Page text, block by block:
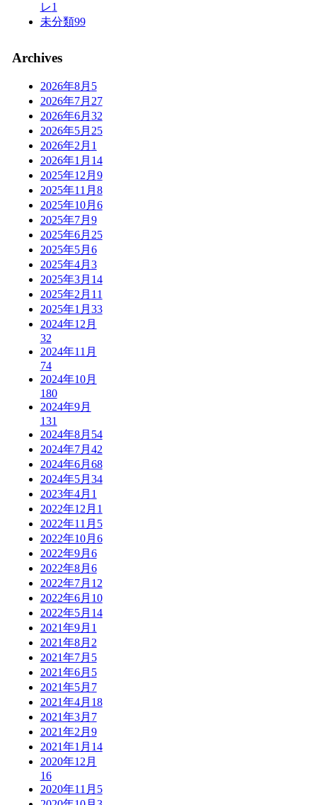
レ1
未分類99
Archives
2026年8月 5
2026年7月 27
2026年6月 32
2026年5月 25
2026年2月 1
2026年1月 14
2025年12月 9
2025年11月 8
2025年10月 6
2025年7月 9
2025年6月 25
2025年5月 6
2025年4月 3
2025年3月 14
2025年2月 11
2025年1月 33
2024年12月
32
2024年11月
74
2024年10月
180
2024年9月
131
2024年8月 54
2024年7月 42
2024年6月 68
2024年5月 34
2023年4月 1
2022年12月 1
2022年11月 5
2022年10月 6
2022年9月 6
2022年8月 6
2022年7月 12
2022年6月 10
2022年5月 14
2021年9月 1
2021年8月 2
2021年7月 5
2021年6月 5
2021年5月 7
2021年4月 18
2021年3月 7
2021年2月 9
2021年1月 14
2020年12月
16
2020年11月 5